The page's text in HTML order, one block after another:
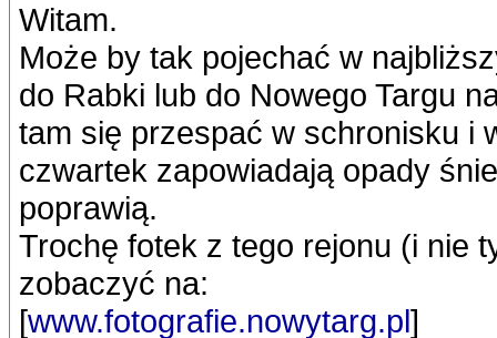
Witam.
Może by tak pojechać w
do Rabki lub do Nowego Targu
tam się przespać w schronisku i
czwartek zapowiadają opady
poprawią.
Trochę fotek z tego rejonu (i nie
zobaczyć na:
[www.fotografie.nowytarg.pl]